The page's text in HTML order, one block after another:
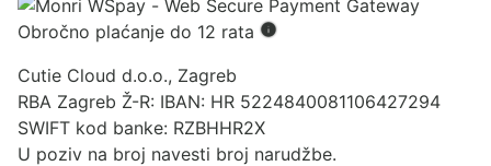
Obročno plaćanje do 12 rata
Cutie Cloud d.o.o., Zagreb
RBA Zagreb Ž-R: IBAN: HR 5224840081106427294
SWIFT kod banke: RZBHHR2X
U poziv na broj navesti broj narudžbe.